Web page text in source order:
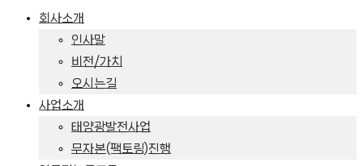
회사소개
인사말
비전/가치
오시는길
사업소개
태양광발전사업
무자본(팩토링)진행